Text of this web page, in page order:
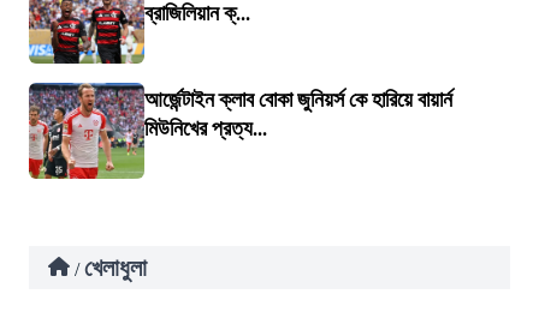
ব্রাজিলিয়ান ক্...
আর্জেন্টাইন ক্লাব বোকা জুনিয়র্স কে হারিয়ে বায়ার্ন
মিউনিখের প্রত্য...
/ খেলাধুলা